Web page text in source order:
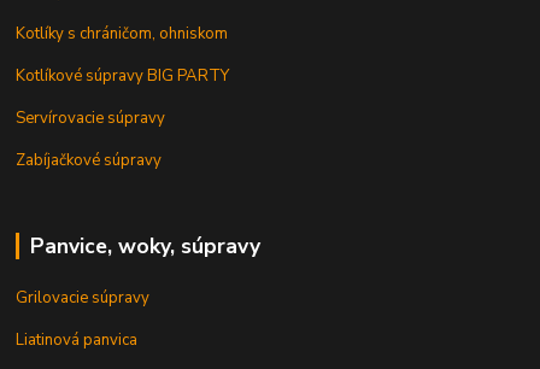
Kotlíky s chráničom, ohniskom
Kotlíkové súpravy BIG PARTY
Servírovacie súpravy
Zabíjačkové súpravy
Panvice, woky, súpravy
Grilovacie súpravy
Liatinová panvica